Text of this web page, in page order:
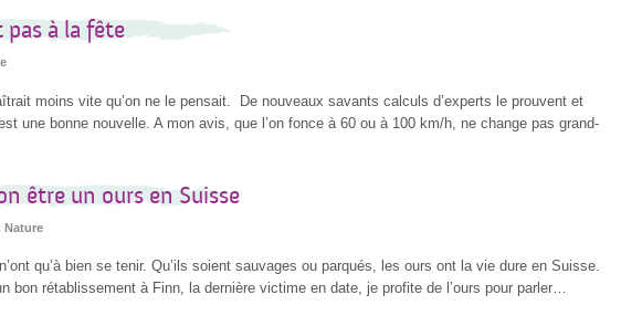
pas à la fête
moins vite qu’on ne le pensait. De nouveaux savants calculs d’experts le prouvent et
une bonne nouvelle. A mon avis, que l’on fonce à 60 ou à 100 km/h, ne change pas grand-
être un ours en Suisse
Nature
qu’à bien se tenir. Qu’ils soient sauvages ou parqués, les ours ont la vie dure en Suisse.
bon rétablissement à Finn, la dernière victime en date, je profite de l’ours pour parler…